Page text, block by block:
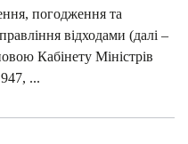
погодження та
відходами (далі –
Кабінету Міністрів
...